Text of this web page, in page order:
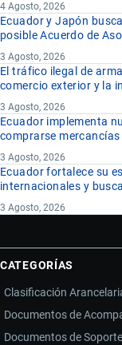
4 Agosto, 2026
Ecuador y Japón
posible Acuerdo de
3 Agosto, 2026
El tráfico ilegal de
comercio exterior y la
3 Agosto, 2026
Ecuador implementa
comprarse
3 Agosto, 2026
Ecuador fortalece su
internacionales y
3 Agosto, 2026
CATEGORÍAS
Clasificación
Documentos de
Documentos de Soporte